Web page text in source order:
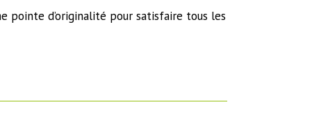
pointe d’originalité pour satisfaire tous les